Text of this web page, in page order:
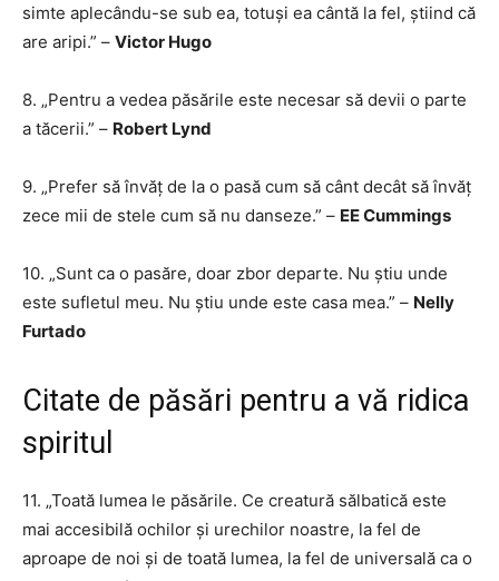
simte aplecându-se sub ea, totuși ea cântă la fel, știind că
are aripi.” – Victor Hugo
8. „Pentru a vedea păsările este necesar să devii o parte
a tăcerii.” – Robert Lynd
9. „Prefer să învăț de la o pasă cum să cânt decât să învăț
zece mii de stele cum să nu danseze.” – EE Cummings
10. „Sunt ca o pasăre, doar zbor departe. Nu știu unde
este sufletul meu. Nu știu unde este casa mea.” – Nelly
Furtado
Citate de păsări pentru a vă ridica
spiritul
11. „Toată lumea le păsările. Ce creatură sălbatică este
mai accesibilă ochilor și urechilor noastre, la fel de
aproape de noi și de toată lumea, la fel de universală ca o